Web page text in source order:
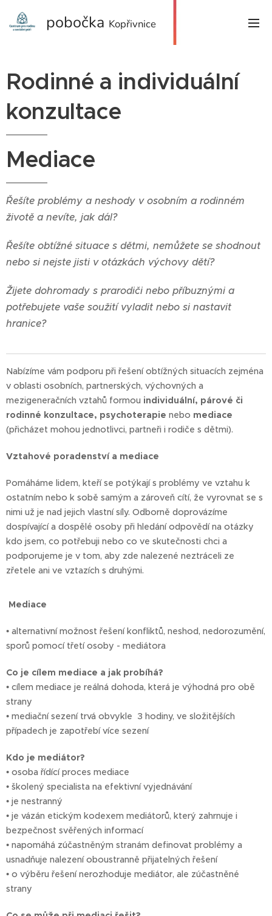
pobočka Kopřivnice
Rodinné a individuální
konzultace
Mediace
Řešíte problémy a neshody v osobním a rodinném
životě a nevíte, jak dál?
Řešíte obtížné situace s dětmi, nemůžete se shodnout
nebo si nejste jisti v otázkách výchovy dětí?
Žijete dohromady s prarodiči nebo příbuznými a
potřebujete vaše soužití vyladit nebo si nastavit
hranice?
Nabízíme vám podporu při řešení obtížných situacích zejména
v oblasti osobních, partnerských, výchovných a
mezigeneračních vztahů formou individuální, párové či
rodinné konzultace, psychoterapie nebo mediace
(přicházet mohou jednotlivci, partneři i rodiče s dětmi).
Vztahové poradenství a mediace
Pomáháme lidem, kteří se potýkají s problémy ve vztahu k
ostatním nebo k sobě samým a zároveň cítí, že vyrovnat se s
nimi už je nad jejich vlastní síly. Odborně doprovázíme
dospívající a dospělé osoby při hledání odpovědí na otázky
kdo jsem, co potřebuji nebo co ve skutečnosti chci a
podporujeme je v tom, aby zde nalezené neztráceli ze
zřetele ani ve vztazích s druhými.
Mediace
• alternativní možnost řešení konfliktů, neshod, nedorozumění,
sporů pomocí třetí osoby - mediátora
Co je cílem mediace a jak probíhá?
• cílem mediace je reálná dohoda, která je výhodná pro obě
strany
• mediační sezení trvá obvykle 3 hodiny, ve složitějších
případech je zapotřebí více sezení
Kdo je mediátor?
• osoba řídící proces mediace
• školený specialista na efektivní vyjednávání
• je nestranný
• je vázán etickým kodexem mediátorů, který zahrnuje i
bezpečnost svěřených informací
• napomáhá zúčastněným stranám definovat problémy a
usnadňuje nalezení oboustranně přijatelných řešení
• o výběru řešení nerozhoduje mediátor, ale zúčastněné
strany